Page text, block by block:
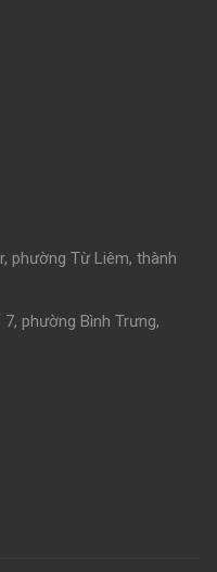
phường Từ Liêm, thành
phường Bình Trưng,